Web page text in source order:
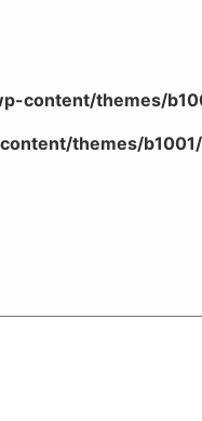
content/themes/
themes/